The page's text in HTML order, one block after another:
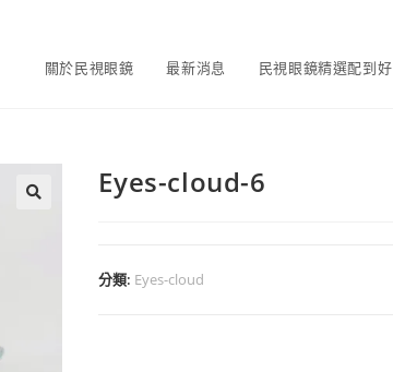
關於民視眼鏡 最新消息 民視眼鏡精選配到好
Eyes-cloud-6
分類: Eyes-cloud